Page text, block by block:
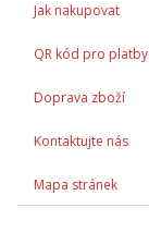
Jak nakupovat
QR kód pro
Doprava zboží
Kontaktujte nás
Mapa stránek